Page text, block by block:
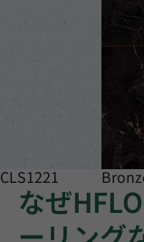
CLS1221
なぜ